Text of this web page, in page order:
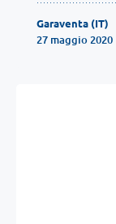
Garaventa (IT)
27 maggio 2020